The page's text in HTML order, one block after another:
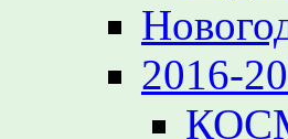
2016-